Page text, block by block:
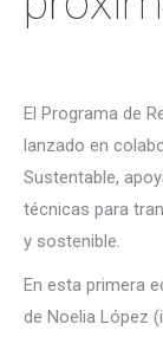
El Programa de
lanzado en
Sustentable,
técnicas para
y sostenible.
En esta primera
de Noelia López